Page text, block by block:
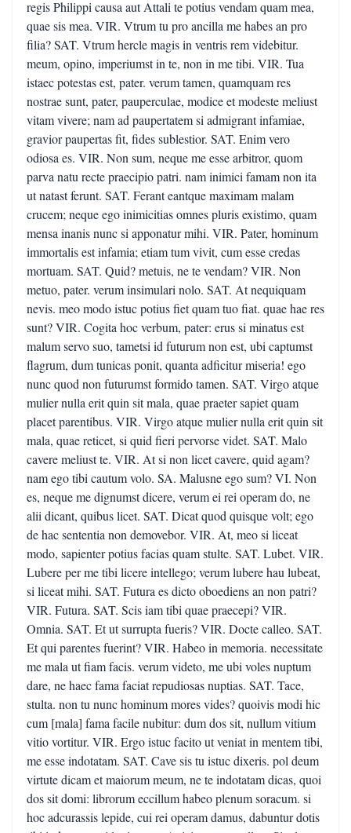
regis Philippi causa aut Attali te potius vendam quam mea,
quae sis mea. VIR. Vtrum tu pro ancilla me habes an pro
filia? SAT. Vtrum hercle magis in ventris rem videbitur.
meum, opino, imperiumst in te, non in me tibi. VIR. Tua
istaec potestas est, pater. verum tamen, quamquam res
nostrae sunt, pater, pauperculae, modice et modeste meliust
vitam vivere; nam ad paupertatem si admigrant infamiae,
gravior paupertas fit, fides sublestior. SAT. Enim vero
odiosa es. VIR. Non sum, neque me esse arbitror, quom
parva natu recte praecipio patri. nam inimici famam non ita
ut natast ferunt. SAT. Ferant eantque maximam malam
crucem; neque ego inimicitias omnes pluris existimo, quam
mensa inanis nunc si apponatur mihi. VIR. Pater, hominum
immortalis est infamia; etiam tum vivit, cum esse credas
mortuam. SAT. Quid? metuis, ne te vendam? VIR. Non
metuo, pater. verum insimulari nolo. SAT. At nequiquam
nevis. meo modo istuc potius fiet quam tuo fiat. quae hae res
sunt? VIR. Cogita hoc verbum, pater: erus si minatus est
malum servo suo, tametsi id futurum non est, ubi captumst
flagrum, dum tunicas ponit, quanta adficitur miseria! ego
nunc quod non futurumst formido tamen. SAT. Virgo atque
mulier nulla erit quin sit mala, quae praeter sapiet quam
placet parentibus. VIR. Virgo atque mulier nulla erit quin sit
mala, quae reticet, si quid fieri pervorse videt. SAT. Malo
cavere meliust te. VIR. At si non licet cavere, quid agam?
nam ego tibi cautum volo. SA. Malusne ego sum? VI. Non
es, neque me dignumst dicere, verum ei rei operam do, ne
alii dicant, quibus licet. SAT. Dicat quod quisque volt; ego
de hac sententia non demovebor. VIR. At, meo si liceat
modo, sapienter potius facias quam stulte. SAT. Lubet. VIR.
Lubere per me tibi licere intellego; verum lubere hau lubeat,
si liceat mihi. SAT. Futura es dicto oboediens an non patri?
VIR. Futura. SAT. Scis iam tibi quae praecepi? VIR.
Omnia. SAT. Et ut surrupta fueris? VIR. Docte calleo. SAT.
Et qui parentes fuerint? VIR. Habeo in memoria. necessitate
me mala ut fiam facis. verum videto, me ubi voles nuptum
dare, ne haec fama faciat repudiosas nuptias. SAT. Tace,
stulta. non tu nunc hominum mores vides? quoivis modi hic
cum [mala] fama facile nubitur: dum dos sit, nullum vitium
vitio vortitur. VIR. Ergo istuc facito ut veniat in mentem tibi,
me esse indotatam. SAT. Cave sis tu istuc dixeris. pol deum
virtute dicam et maiorum meum, ne te indotatam dicas, quoi
dos sit domi: librorum eccillum habeo plenum soracum. si
hoc adcurassis lepide, cui rei operam damus, dabuntur dotis